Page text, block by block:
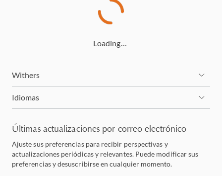
Loading…
Withers
Idiomas
Últimas actualizaciones por correo electrónico
Ajuste sus preferencias para recibir perspectivas y
actualizaciones periódicas y relevantes. Puede modificar sus
preferencias y desuscribirse en cualquier momento.